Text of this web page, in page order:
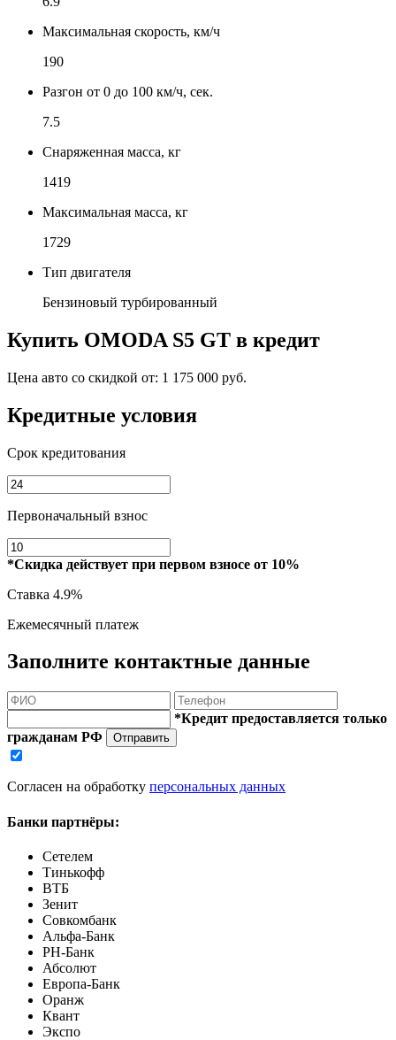
Максимальная скорость, км/ч
190
Разгон от 0 до 100 км/ч, сек.
7.5
Снаряженная масса, кг
1419
Максимальная масса, кг
1729
Тип двигателя
Бензиновый турбированный
Купить OMODA S5 GT в кредит
Цена авто со скидкой от: 1 175 000 руб.
Кредитные условия
Срок кредитования
Первоначальный взнос
*Скидка действует при первом взносе от 10%
Ставка 4.9%
Ежемесячный платеж
Заполните контактные данные
*Кредит предоставляется только
гражданам РФ
Отправить
Согласен на обработку персональных данных
Банки партнёры:
Сетелем
Тинькофф
ВТБ
Зенит
Совкомбанк
Альфа-Банк
РН-Банк
Абсолют
Европа-Банк
Оранж
Квант
Экспо